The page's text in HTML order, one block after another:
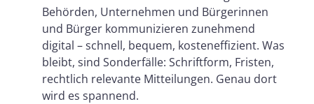
Behörden, Unternehmen und Bürgerinnen
und Bürger kommunizieren zunehmend
digital – schnell, bequem, kosteneffizient. Was
bleibt, sind Sonderfälle: Schriftform, Fristen,
rechtlich relevante Mitteilungen. Genau dort
wird es spannend.